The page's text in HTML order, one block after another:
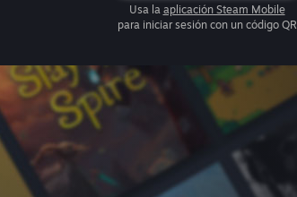
Usa la aplicación Steam Mobile
para iniciar sesión con un código QR